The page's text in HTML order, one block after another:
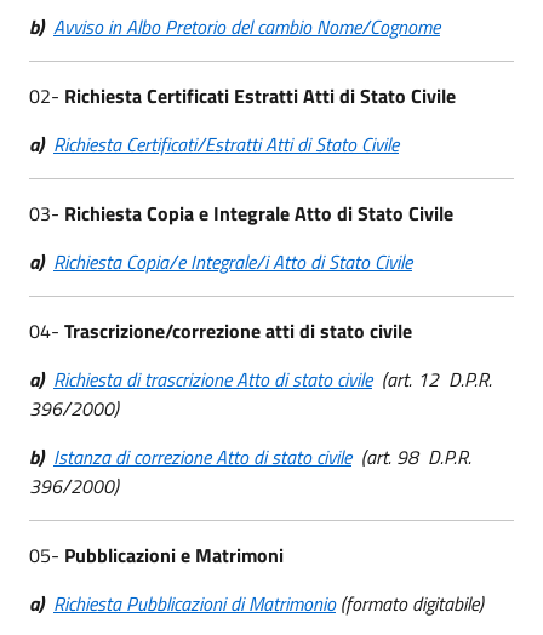
b) Avviso in Albo Pretorio del cambio Nome/Cognome
02- Richiesta Certificati Estratti Atti di Stato Civile
a) Richiesta Certificati/Estratti Atti di Stato Civile
03- Richiesta Copia e Integrale Atto di Stato Civile
a) Richiesta Copia/e Integrale/i Atto di Stato Civile
04- Trascrizione/correzione atti di stato civile
a) Richiesta di trascrizione Atto di stato civile(art. 12 D.P.R.
396/2000)
b) Istanza di correzione Atto di stato civile (art. 98 D.P.R.
396/2000)
05- Pubblicazioni e Matrimoni
a) Richiesta Pubblicazioni di Matrimonio(formato digitabile)